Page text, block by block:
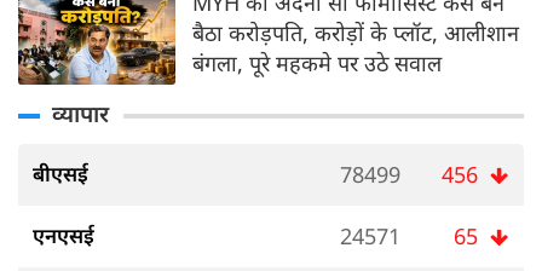
बैठा करोड़पति, करोड़ों के प्लॉट, आलीशान
बंगला, पूरे महकमे पर उठे सवाल
व्यापार
बीएसई 78499 456
एनएसई 24571 65